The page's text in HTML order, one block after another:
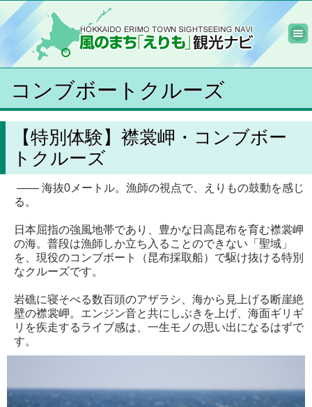
コンブボートクルーズ
【特別体験】襟裳岬・コンブボー
トクルーズ
—— 海抜0メートル。漁師の視点で、えりもの鼓動を感じ
る。
日本屈指の強風地帯であり、豊かな日高昆布を育む襟裳岬
の海。普段は漁師しか立ち入ることのできない「聖域」
を、現役のコンブボート（昆布採取船）で駆け抜ける特別
なクルーズです。
岩礁に寝そべる数百頭のアザラシ、海から見上げる断崖絶
壁の襟裳岬。エンジン音と共にしぶきを上げ、海面ギリギ
リを疾走するライブ感は、一生モノの思い出になるはずで
す。